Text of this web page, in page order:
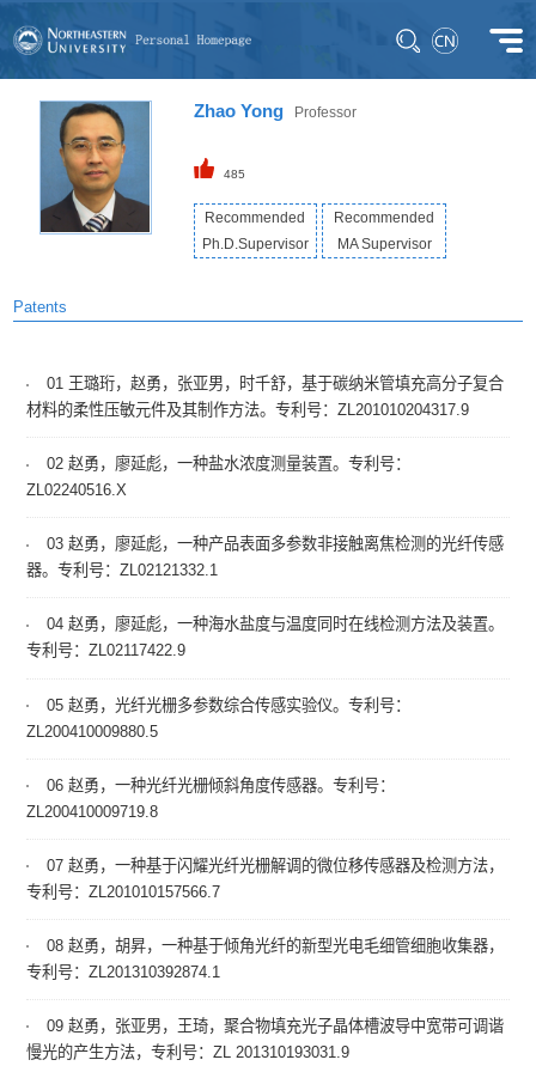
Zhao YongProfessor
485
Recommended
Ph.D.Supervisor
Recommended
MA Supervisor
Patents
01 王璐珩，赵勇，张亚男，时千舒，基于碳纳米管填充高分子复合
材料的柔性压敏元件及其制作方法。专利号：ZL201010204317.9
02 赵勇，廖延彪，一种盐水浓度测量装置。专利号：
ZL02240516.X
03 赵勇，廖延彪，一种产品表面多参数非接触离焦检测的光纤传感
器。专利号：ZL02121332.1
04 赵勇，廖延彪，一种海水盐度与温度同时在线检测方法及装置。
专利号：ZL02117422.9
05 赵勇，光纤光栅多参数综合传感实验仪。专利号：
ZL200410009880.5
06 赵勇，一种光纤光栅倾斜角度传感器。专利号：
ZL200410009719.8
07 赵勇，一种基于闪耀光纤光栅解调的微位移传感器及检测方法，
专利号：ZL201010157566.7
08 赵勇，胡昇，一种基于倾角光纤的新型光电毛细管细胞收集器，
专利号：ZL201310392874.1
09 赵勇，张亚男，王琦，聚合物填充光子晶体槽波导中宽带可调谐
慢光的产生方法，专利号：ZL 201310193031.9